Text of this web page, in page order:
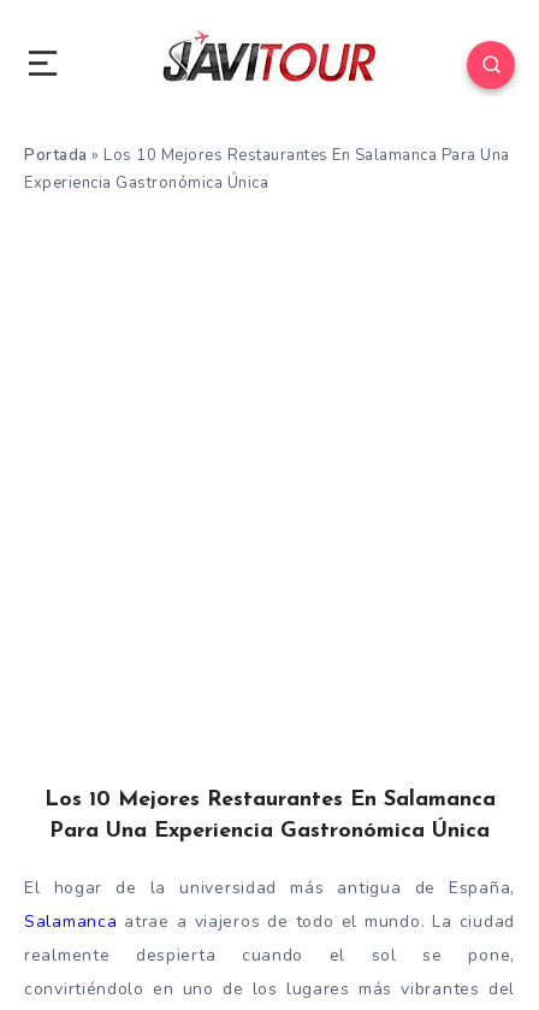
Portada » Los 10 Mejores Restaurantes En Salamanca Para Una
Experiencia Gastronómica Única
Los 10 Mejores Restaurantes En Salamanca
Para Una Experiencia Gastronómica Única
El hogar de la universidad más antigua de España,
Salamanca atrae a viajeros de todo el mundo. La ciudad
realmente despierta cuando el sol se pone,
convirtiéndolo en uno de los lugares más vibrantes del